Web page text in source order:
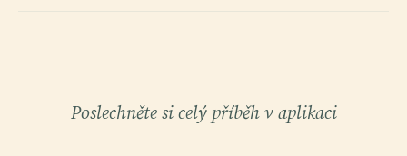
Poslechněte si celý příběh v aplikaci